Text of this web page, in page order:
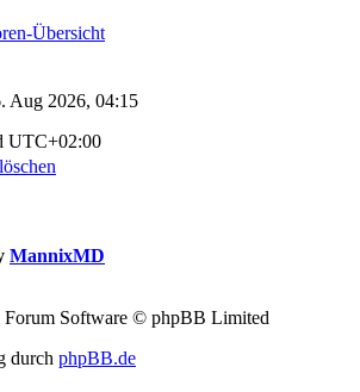
Übersicht
Aug 2026, 04:15
UTC+02:00
MannixMD
Software © phpBB Limited
durch phpBB.de